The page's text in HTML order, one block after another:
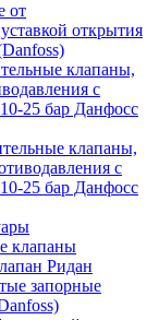
от
открытия
клапаны,
с
25 бар Данфосс
клапаны,
с
25 бар Данфосс
клапаны
Ридан
запорные